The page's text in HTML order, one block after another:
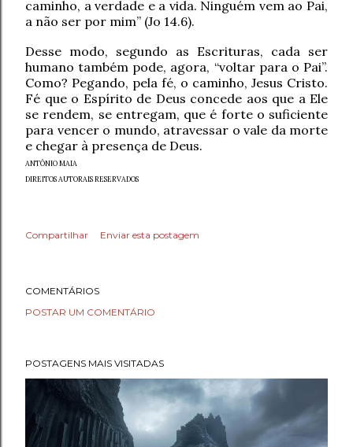
caminho, a verdade e a vida. Ninguém vem ao Pai,
a não ser por mim” (Jo 14.6).
Desse modo, segundo as Escrituras, cada ser
humano também pode, agora, “voltar para o Pai”.
Como? Pegando, pela fé, o caminho, Jesus Cristo.
Fé que o Espírito de Deus concede aos que a Ele
se rendem, se entregam, que é forte o suficiente
para vencer o mundo, atravessar o vale da morte
e chegar à presença de Deus.
ANTÔNIO MAIA
DIREITOS AUTORAIS RESERVADOS
Compartilhar Enviar esta postagem
COMENTÁRIOS
POSTAR UM COMENTÁRIO
POSTAGENS MAIS VISITADAS